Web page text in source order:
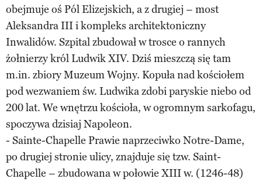
obejmuje oś Pól Elizejskich, a z drugiej – most
Aleksandra III i kompleks architektoniczny
Inwalidów. Szpital zbudował w trosce o rannych
żołnierzy król Ludwik XIV. Dziś mieszczą się tam
m.in. zbiory Muzeum Wojny. Kopuła nad kościołem
pod wezwaniem św. Ludwika zdobi paryskie niebo od
200 lat. We wnętrzu kościoła, w ogromnym sarkofagu,
spoczywa dzisiaj Napoleon.
- Sainte-Chapelle Prawie naprzeciwko Notre-Dame,
po drugiej stronie ulicy, znajduje się tzw. Saint-
Chapelle – zbudowana w połowie XIII w. (1246-48)